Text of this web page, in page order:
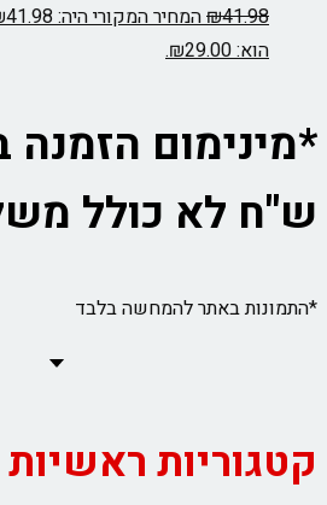
₪41.98 המחיר המקורי היה: ₪41.98.
הוא: ₪29.00.
ש"ח לא כולל
*התמונות באתר להמחשה בלבד
קטגוריות ראשיות